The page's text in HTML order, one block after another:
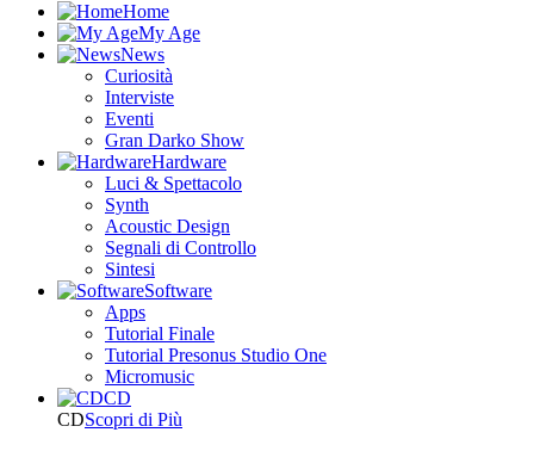
Home
My Age
News
Curiosità
Interviste
Eventi
Gran Darko Show
Hardware
Luci & Spettacolo
Synth
Acoustic Design
Segnali di Controllo
Sintesi
Software
Apps
Tutorial Finale
Tutorial Presonus Studio One
Micromusic
CD
CDScopri di Più